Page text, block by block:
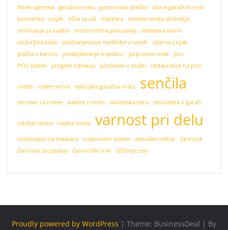
fitnes oprema
garažna vrata gotovinsko plačilo
izbira garažnih vrat
kozmetika
Lisjak ličila za oči maskara
mediteranska doživetja
motivacija za vadbo
motoristična potovanja
obdelava kovin
občutljiva koža
odstranjevanje maščobe v ceveh
oljarna Lisjak
plačila s kartico
podaljševanje trepalnic popravilo rolet
pos
POS sistem
pregled odtokov problemi v službi restavracije na poti
rolete rolete servis sekcijska garažna vrata senčila
serviser za rolete sladice z orehi slovenska Istra telovadba v garaži
udobje doma vadba doma varnost pri delu
vodoodporna maskara vodovodni sistem zamašen odtok
čarovnik
čarovnik za zabavo
čarovniški triki čiščenje cevi
Proudly powered by WordPress | Theme: BusinessDeal | By